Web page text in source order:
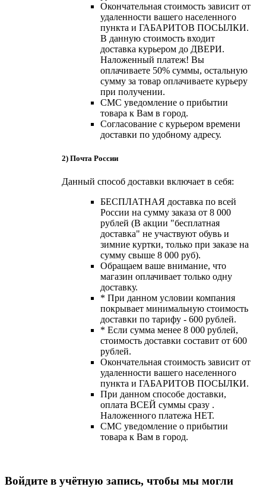
Окончательная стоимость зависит от
удаленности вашего населенного
пункта и ГАБАРИТОВ ПОСЫЛКИ.
В данную стоимость входит
доставка курьером до ДВЕРИ.
Наложенный платеж! Вы
оплачиваете 50% суммы, остальную
сумму за товар оплачиваете курьеру
при получении.
СМС уведомление о прибытии
товара к Вам в город.
Согласование с курьером времени
доставки по удобному адресу.
2) Почта России
Данный способ доставки включает в себя:
БЕСПЛАТНАЯ доставка по всей
России на сумму заказа от 8 000
рублей (В акции "бесплатная
доставка" не участвуют обувь и
зимние куртки, только при заказе на
сумму свыше 8 000 руб).
Обращаем ваше внимание, что
магазин оплачивает только одну
доставку.
* При данном условии компания
покрывает минимальную стоимость
доставки по тарифу - 600 рублей.
* Если сумма менее 8 000 рублей,
стоимость доставки составит от 600
рублей.
Окончательная стоимость зависит от
удаленности вашего населенного
пункта и ГАБАРИТОВ ПОСЫЛКИ.
При данном способе доставки,
оплата ВСЕЙ суммы сразу .
Наложенного платежа НЕТ.
СМС уведомление о прибытии
товара к Вам в город.
Войдите в учётную запись, чтобы мы могли